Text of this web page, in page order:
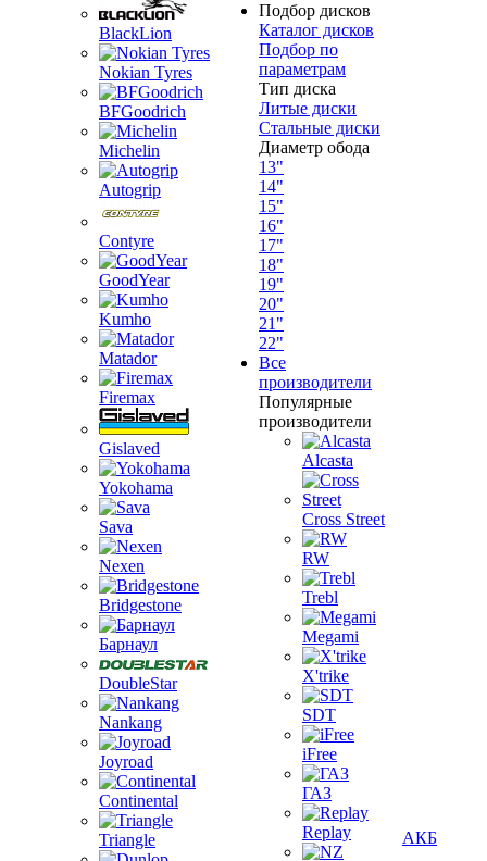
BlackLion
Nokian Tyres
BFGoodrich
Michelin
Autogrip
Contyre
GoodYear
Kumho
Matador
Firemax
Gislaved
Yokohama
Sava
Nexen
Bridgestone
Барнаул
DoubleStar
Nankang
Joyroad
Continental
Triangle
Подбор дисков
Каталог дисков
Подбор по
параметрам
Тип диска
Литые диски
Стальные диски
Диаметр обода
13"
14"
15"
16"
17"
18"
19"
20"
21"
22"
Все
производители
Популярные
производители
Alcasta
Cross Street
RW
Trebl
Megami
X'trike
SDT
iFree
ГАЗ
Replay АКБ